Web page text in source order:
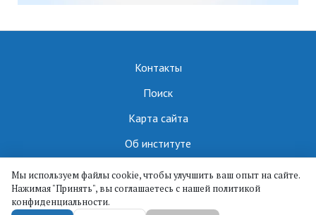
Контакты
Поиск
Карта сайта
Об институте
ИПМА КБНЦ РАН || ©
2019
Мы используем файлы cookie, чтобы улучшить ваш опыт на сайте.
Нажимая "Принять", вы соглашаетесь с нашей политикой
конфиденциальности.